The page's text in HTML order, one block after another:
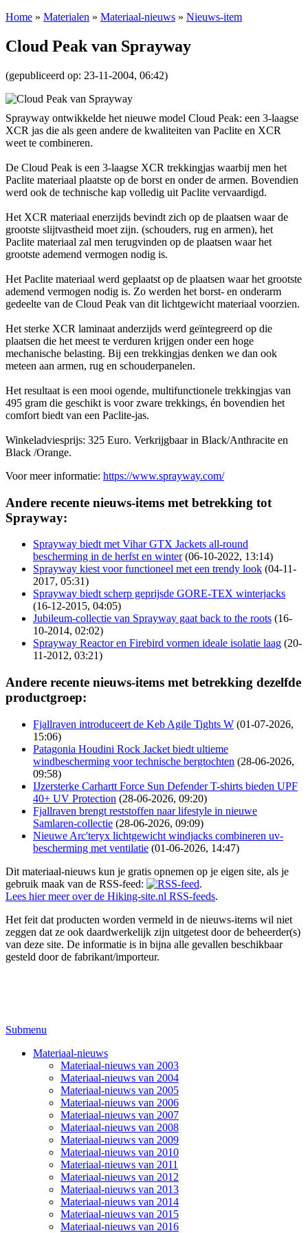
Home » Materialen » Materiaal-nieuws » Nieuws-item
Cloud Peak van Sprayway
(gepubliceerd op: 23-11-2004, 06:42)
Sprayway ontwikkelde het nieuwe model Cloud Peak: een 3-laagse
XCR jas die als geen andere de kwaliteiten van Paclite en XCR
weet te combineren.
De Cloud Peak is een 3-laagse XCR trekkingjas waarbij men het
Paclite materiaal plaatste op de borst en onder de armen. Bovendien
werd ook de technische kap volledig uit Paclite vervaardigd.
Het XCR materiaal enerzijds bevindt zich op de plaatsen waar de
grootste slijtvastheid moet zijn. (schouders, rug en armen), het
Paclite materiaal zal men terugvinden op de plaatsen waar het
grootste ademend vermogen nodig is.
Het Paclite materiaal werd geplaatst op de plaatsen waar het grootste
ademend vermogen nodig is. Zo werden het borst- en onderarm
gedeelte van de Cloud Peak van dit lichtgewicht materiaal voorzien.
Het sterke XCR laminaat anderzijds werd geïntegreerd op die
plaatsen die het meest te verduren krijgen onder een hoge
mechanische belasting. Bij een trekkingjas denken we dan ook
meteen aan armen, rug en schouderpanelen.
Het resultaat is een mooi ogende, multifunctionele trekkingjas van
495 gram die geschikt is voor zware trekkings, én bovendien het
comfort biedt van een Paclite-jas.
Winkeladviesprijs: 325 Euro. Verkrijgbaar in Black/Anthracite en
Black /Orange.
Voor meer informatie: https://www.sprayway.com/
Andere recente nieuws-items met betrekking tot
Sprayway:
Sprayway biedt met Vihar GTX Jackets all-round
bescherming in de herfst en winter (06-10-2022, 13:14)
Sprayway kiest voor functioneel met een trendy look (04-11-
2017, 05:31)
Sprayway biedt scherp geprijsde GORE-TEX winterjacks
(16-12-2015, 04:05)
Jubileum-collectie van Sprayway gaat back to the roots (16-
10-2014, 02:02)
Sprayway Reactor en Firebird vormen ideale isolatie laag (20-
11-2012, 03:21)
Andere recente nieuws-items met betrekking dezelfde
productgroep:
Fjallraven introduceert de Keb Agile Tights W (01-07-2026,
15:06)
Patagonia Houdini Rock Jacket biedt ultieme
windbescherming voor technische bergtochten (28-06-2026,
09:58)
IJzersterke Carhartt Force Sun Defender T-shirts bieden UPF
40+ UV Protection (28-06-2026, 09:20)
Fjallraven brengt reststoffen naar lifestyle in nieuwe
Samlaren-collectie (28-06-2026, 09:09)
Nieuwe Arc'teryx lichtgewicht windjacks combineren uv-
bescherming met ventilatie (01-06-2026, 14:47)
Dit materiaal-nieuws kun je gratis opnemen op je eigen site, als je
gebruik maak van de RSS-feed:
.
Lees hier meer over de Hiking-site.nl RSS-feeds.
Het feit dat producten worden vermeld in de nieuws-items wil niet
zeggen dat ze ook daardwerkelijk zijn uitgetest door de beheerder(s)
van deze site. De informatie is in bijna alle gevallen beschikbaar
gesteld door de fabrikant/importeur.
Submenu
Materiaal-nieuws
Materiaal-nieuws van 2003
Materiaal-nieuws van 2004
Materiaal-nieuws van 2005
Materiaal-nieuws van 2006
Materiaal-nieuws van 2007
Materiaal-nieuws van 2008
Materiaal-nieuws van 2009
Materiaal-nieuws van 2010
Materiaal-nieuws van 2011
Materiaal-nieuws van 2012
Materiaal-nieuws van 2013
Materiaal-nieuws van 2014
Materiaal-nieuws van 2015
Materiaal-nieuws van 2016